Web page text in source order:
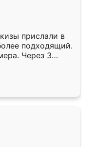
прислали в
подходящий.
Через 3
Остались
Ренессанс